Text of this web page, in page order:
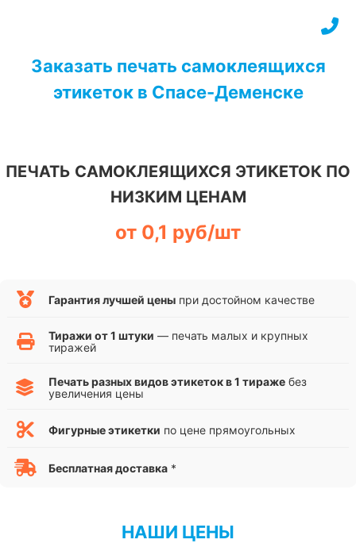
Заказать печать самоклеящихся
этикеток в Спасе-Деменске
ПЕЧАТЬ САМОКЛЕЯЩИХСЯ ЭТИКЕТОК ПО
НИЗКИМ ЦЕНАМ
от 0,1 руб/шт
Гарантия лучшей цены при достойном качестве
Тиражи от 1 штуки — печать малых и крупных
тиражей
Печать разных видов этикеток в 1 тираже без
увеличения цены
Фигурные этикетки по цене прямоугольных
Бесплатная доставка *
НАШИ ЦЕНЫ